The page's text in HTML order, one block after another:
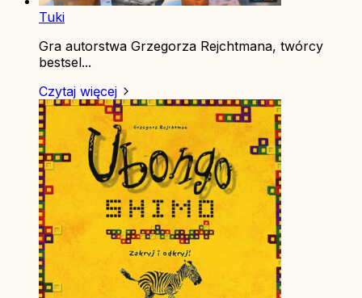
Tuki
Gra autorstwa Grzegorza Rejchtmana, twórcy
bestsel...
Czytaj więcej